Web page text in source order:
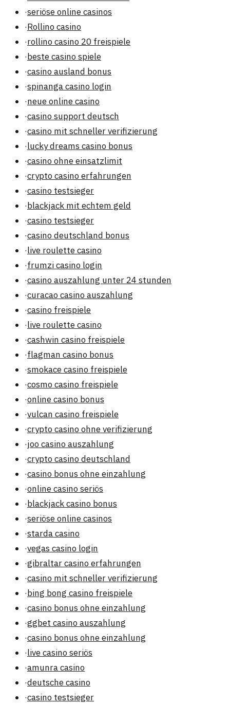
·seriöse online casinos
·Rollino casino
·rollino casino 20 freispiele
·beste casino spiele
·casino ausland bonus
·spinanga casino login
·neue online casino
·casino support deutsch
·casino mit schneller verifizierung
·lucky dreams casino bonus
·casino ohne einsatzlimit
·crypto casino erfahrungen
·casino testsieger
·blackjack mit echtem geld
·casino testsieger
·casino deutschland bonus
·live roulette casino
·frumzi casino login
·casino auszahlung unter 24 stunden
·curacao casino auszahlung
·casino freispiele
·live roulette casino
·cashwin casino freispiele
·flagman casino bonus
·smokace casino freispiele
·cosmo casino freispiele
·online casino bonus
·vulcan casino freispiele
·crypto casino ohne verifizierung
·joo casino auszahlung
·crypto casino deutschland
·casino bonus ohne einzahlung
·online casino seriös
·blackjack casino bonus
·seriöse online casinos
·starda casino
·vegas casino login
·gibraltar casino erfahrungen
·casino mit schneller verifizierung
·bing bong casino freispiele
·casino bonus ohne einzahlung
·ggbet casino auszahlung
·casino bonus ohne einzahlung
·live casino seriös
·amunra casino
·deutsche casino
·casino testsieger